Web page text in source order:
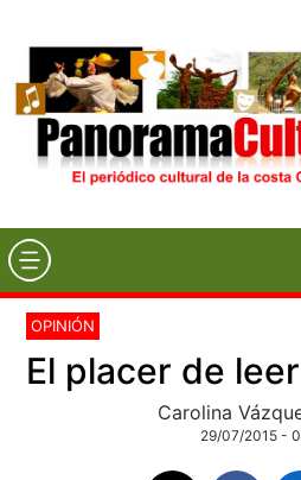
OPINIÓN
El placer de leer
Carolina
29/07/2015 -